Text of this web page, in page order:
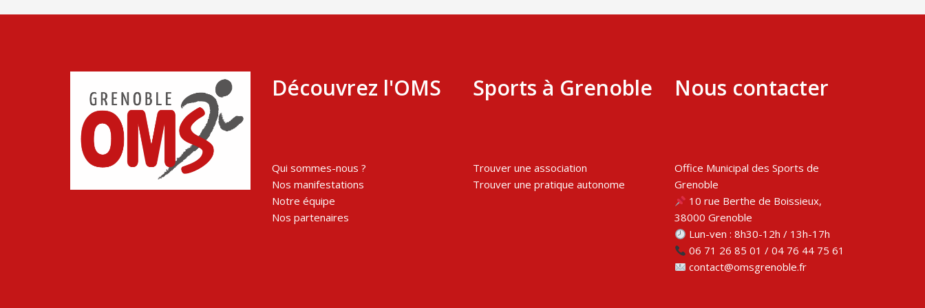
Découvrez l'OMS
Qui sommes-nous ?
Nos manifestations
Notre équipe
Nos partenaires
Sports à Grenoble
Trouver une association
Trouver une pratique autonome
Nous contacter
Office Municipal des Sports de
Grenoble
10 rue Berthe de Boissieux,
38000 Grenoble
Lun-ven : 8h30-12h / 13h-17h
06 71 26 85 01 / 04 76 44 75 61
contact@omsgrenoble.fr